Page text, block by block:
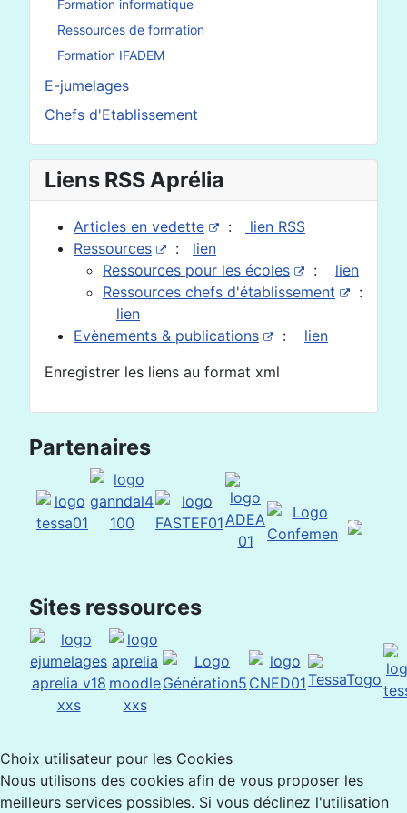
Formation informatique
Ressources de formation
Formation IFADEM
E-jumelages
Chefs d'Etablissement
Liens RSS Aprélia
Articles en vedette :
lien RSS
Ressources
: lien
Ressources pour les écoles
: lien
Ressources chefs d'établissement
:
lien
Evènements & publications
: lien
Enregistrer les liens au format xml
Partenaires
Sites ressources
Choix utilisateur pour les Cookies
Nous utilisons des cookies afin de vous proposer les
meilleurs services possibles. Si vous déclinez l'utilisation